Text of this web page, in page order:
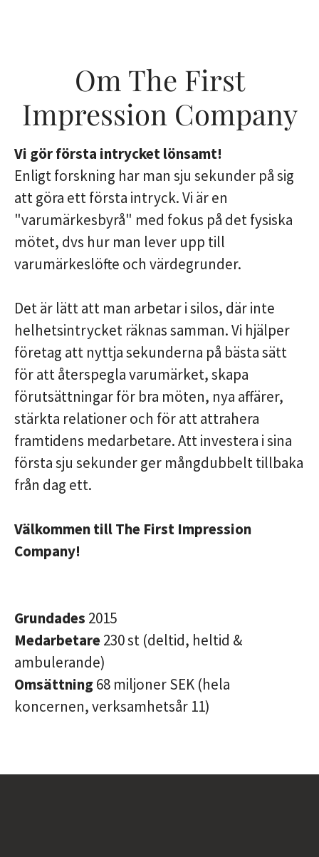
Om The First
Impression Company
Vi gör första intrycket lönsamt!
Enligt forskning har man sju sekunder på sig
att göra ett första intryck. Vi är en
"varumärkesbyrå" med fokus på det fysiska
mötet, dvs hur man lever upp till
varumärkeslöfte och värdegrunder.
Det är lätt att man arbetar i silos, där inte
helhetsintrycket räknas samman. Vi hjälper
företag att nyttja sekunderna på bästa sätt
för att återspegla varumärket, skapa
förutsättningar för bra möten, nya affärer,
stärkta relationer och för att attrahera
framtidens medarbetare. Att investera i sina
första sju sekunder ger mångdubbelt tillbaka
från dag ett.
Välkommen till The First Impression
Company!
Grundades 2015
Medarbetare230 st (deltid, heltid &
ambulerande)
Omsättning68 miljoner SEK (hela
koncernen, verksamhetsår 11)